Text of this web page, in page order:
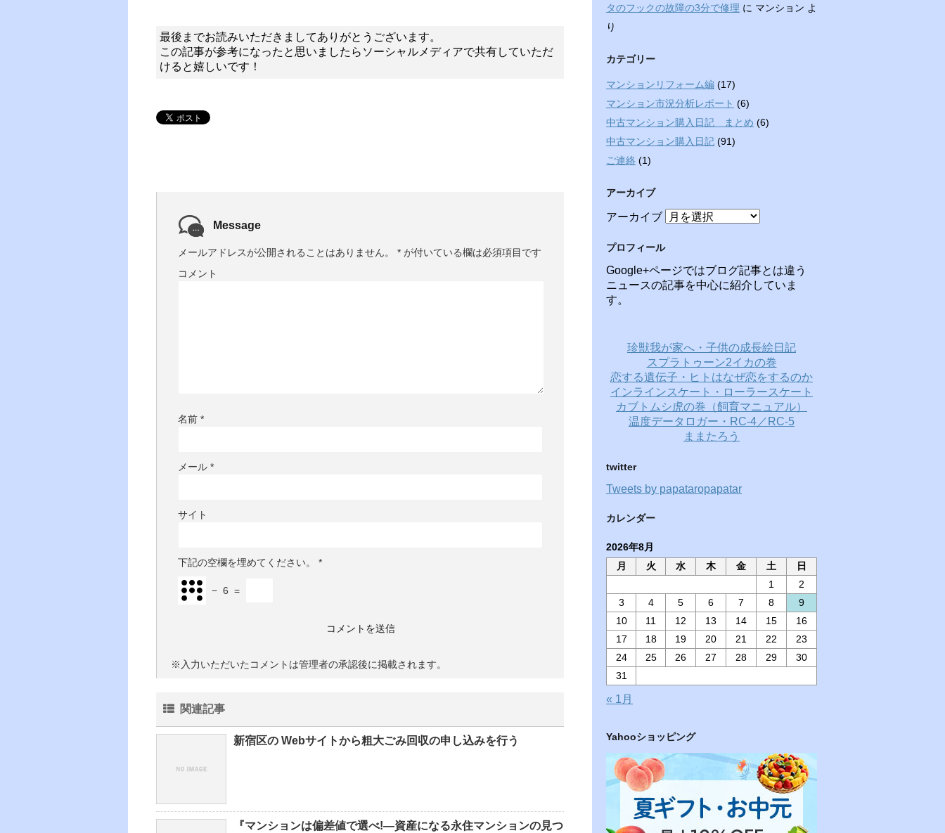
最後までお読みいただきましてありがとうございます。
この記事が参考になったと思いましたらソーシャルメディアで共有していただ
けると嬉しいです！
Message
メールアドレスが公開されることはありません。 * が付いている欄は必須項目です
コメント
名前 *
メール *
サイト
下記の空欄を埋めてください。 *
− 6 =
※入力いただいたコメントは管理者の承認後に掲載されます。
関連記事
新宿区の Webサイトから粗大ごみ回収の申し込みを行う
『マンションは偏差値で選べ!―資産になる永住マンションの見つ
タのフックの故障の3分で修理 に マンション よ
り
カテゴリー
マンションリフォーム編 (17)
マンション市況分析レポート (6)
中古マンション購入日記 まとめ (6)
中古マンション購入日記 (91)
ご連絡 (1)
アーカイブ
アーカイブ
プロフィール
Google+ページではブログ記事とは違う
ニュースの記事を中心に紹介していま
す。
珍獣我が家へ・子供の成長絵日記
スプラトゥーン2イカの巻
恋する遺伝子・ヒトはなぜ恋をするのか
インラインスケート・ローラースケート
カブトムシ虎の巻（飼育マニュアル）
温度データロガー・RC-4／RC-5
ままたろう
twitter
Tweets by papataropapatar
カレンダー
2026年8月
月
火 水 木 金 土
日
1
2
3
4 5 6 7 8
9
10
11 12 13 14 15
16
17
18 19 20 21 22
23
24
25 26 27 28 29
30
31
« 1月
Yahooショッピング